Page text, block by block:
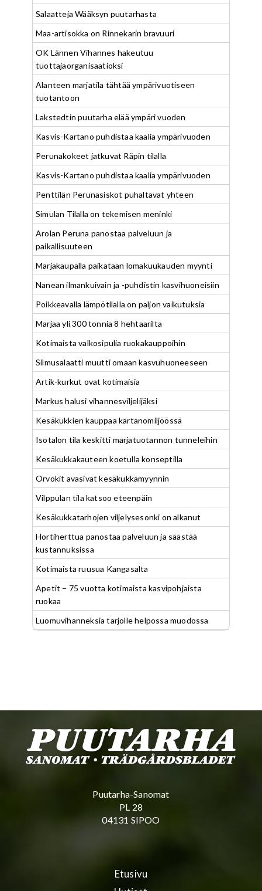
Salaatteja Wääksyn puutarhasta
Maa-artisokka on Rinnekarin bravuuri
OK Lännen Vihannes hakeutuu
tuottajaorganisaatioksi
Alanteen marjatila tähtää ympärivuotiseen
tuotantoon
Lakstedtin puutarha elää ympäri vuoden
Kasvis-Kartano puhdistaa kaalia ympärivuoden
Perunakokeet jatkuvat Räpin tilalla
Kasvis-Kartano puhdistaa kaalia ympärivuoden
Penttilän Perunasiskot puhaltavat yhteen
Simulan Tilalla on tekemisen meninki
Arolan Peruna panostaa palveluun ja
paikallisuuteen
Marjakaupalla paikataan lomakuukauden myynti
Nanean ilmankuivain ja -puhdistin kasvihuoneisiin
Poikkeavalla lämpötilalla on paljon vaikutuksia
Marjaa yli 300 tonnia 8 hehtaarilta
Kotimaista valkosipulia ruokakauppoihin
Silmusalaatti muutti omaan kasvuhuoneeseen
Artik-kurkut ovat kotimaisia
Markus halusi vihannesviljelijäksi
Kesäkukkien kauppaa kartanomiljöössä
Isotalon tila keskitti marjatuotannon tunneleihin
Kesäkukkakauteen koetulla konseptilla
Orvokit avasivat kesäkukkamyynnin
Vilppulan tila katsoo eteenpäin
Kesäkukkatarhojen viljelysesonki on alkanut
Hortiherttua panostaa palveluun ja säästää
kustannuksissa
Kotimaista ruusua Kangasalta
Apetit – 75 vuotta kotimaista kasvipohjaista
ruokaa
Luomuvihanneksia tarjolle helpossa muodossa
Puutarha-Sanomat
PL 28
04131 SIPOO
Etusivu